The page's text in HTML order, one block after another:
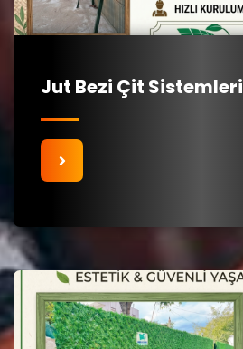
Jut Bezi Çit Sistemleri